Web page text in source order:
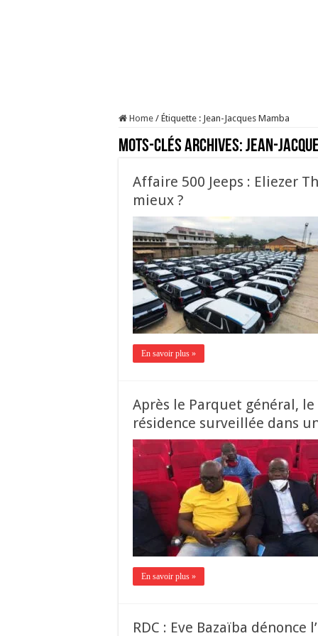
Home / Étiquette : Jean-Jacques Mamba
Mots-clés Archives:Jean-
Affaire 500 Jeeps : Eliezer
mieux ?
En savoir plus »
Après le Parquet général,
résidence surveillée dans
En savoir plus »
RDC : Eve Bazaïba